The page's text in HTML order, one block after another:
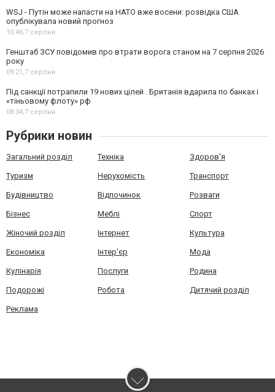
WSJ - Путін може напасти на НАТО вже восени: розвідка США
опублікувала новий прогноз
10:46,7 серпня
Генштаб ЗСУ повідомив про втрати ворога станом на 7 серпня 2026
року
09:21,7 серпня
Під санкції потрапили 19 нових цілей . Британія вдарила по банках і
«тіньовому флоту» рф
08:34,7 серпня
Рубрики новин
Загальний розділ Техніка Здоров'я
Туризм Нерухомість Транспорт
Будівництво Відпочинок Розваги
Бізнес Меблі Спорт
Жіночий розділ Інтернет Культура
Економіка Інтер'єр Мода
Кулінарія Послуги Родина
Подорожі Робота Дитячий розділ
Реклама